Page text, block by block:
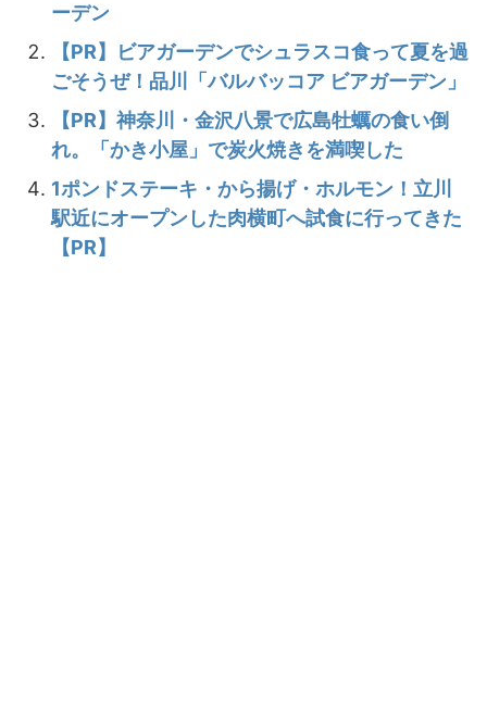
ーデン
【PR】ビアガーデンでシュラスコ食って夏を過
ごそうぜ！品川「バルバッコア ビアガーデン」
【PR】神奈川・金沢八景で広島牡蠣の食い倒
れ。「かき小屋」で炭火焼きを満喫した
1ポンドステーキ・から揚げ・ホルモン！立川
駅近にオープンした肉横町へ試食に行ってきた
【PR】